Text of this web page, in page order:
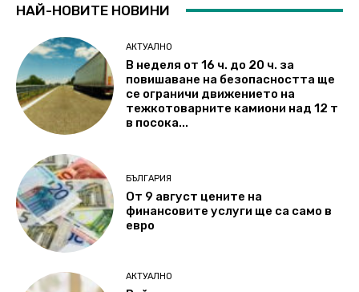
НАЙ-НОВИТЕ НОВИНИ
АКТУАЛНО
В неделя от 16 ч. до 20 ч. за
повишаване на безопасността ще
се ограничи движението на
тежкотоварните камиони над 12 т
в посока...
БЪЛГАРИЯ
От 9 август цените на
финансовите услуги ще са само в
евро
АКТУАЛНО